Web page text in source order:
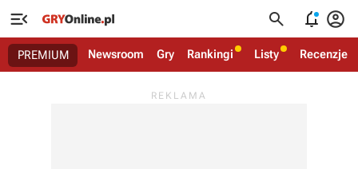
   
PREMIUM Newsroom Gry Rankingi Listy Recenzje